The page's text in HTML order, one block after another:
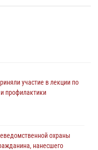
участие в лекции по
профилактики
охраны
нанесшего